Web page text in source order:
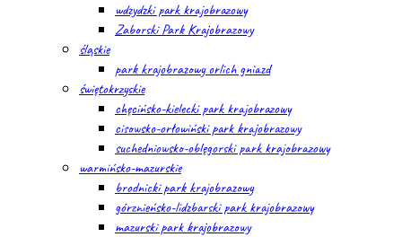
wdzydzki park krajobrazowy
Zaborski Park Krajobrazowy
śląskie
park krajobrazowy orlich gniazd
świętokrzyskie
chęcińsko-kielecki park krajobrazowy
cisowsko-orłowiński park krajobrazowy
suchedniowsko-oblęgorski park krajobrazowy
warmińsko-mazurskie
brodnicki park krajobrazowy
górznieńsko-lidzbarski park krajobrazowy
mazurski park krajobrazowy